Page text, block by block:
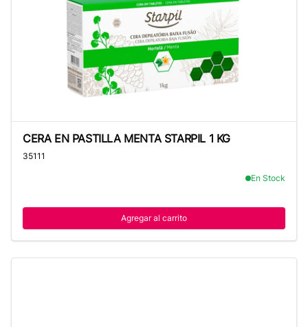
CERA EN PASTILLA MENTA STARPIL 1 KG
35111
En Stock
Agregar al carrito